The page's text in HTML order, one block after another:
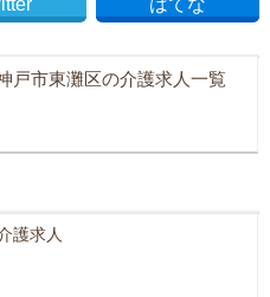
はてな
戸市東灘区の介護求人一覧
護求人